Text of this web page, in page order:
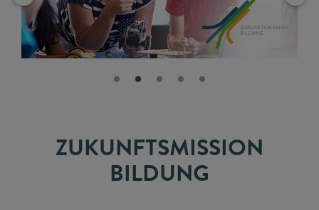
ZUKUNFTSMISSION
BILDUNG